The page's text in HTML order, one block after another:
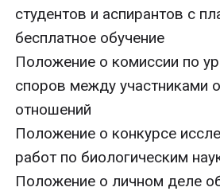
студентов и аспирантов с
бесплатное обучение
Положение о комиссии по
споров между участниками
отношений
Положение о конкурсе
работ по биологическим
Положение о личном деле